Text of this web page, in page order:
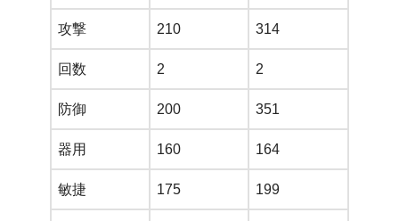
攻撃 210 314
回数 2 2
防御 200 351
器用 160 164
敏捷 175 199